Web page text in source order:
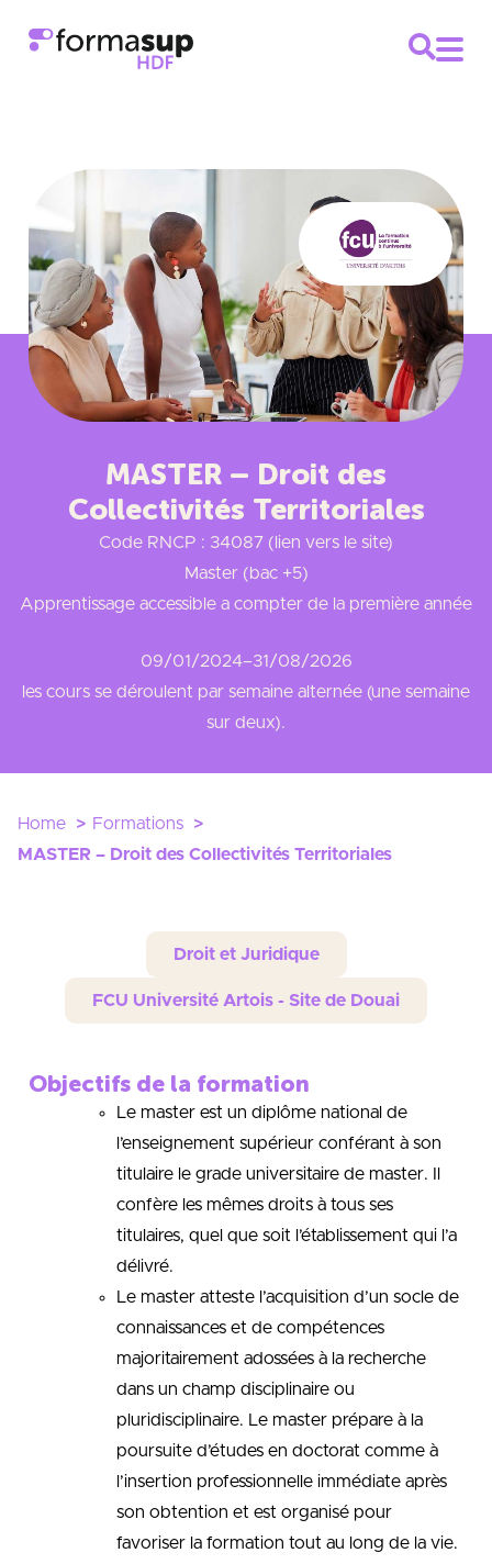
MASTER – Droit des
Collectivités Territoriales
Code RNCP : 34087 (lien vers le site)
Master (bac +5)
Apprentissage accessible a compter de la première année
09/01/2024–31/08/2026
les cours se déroulent par semaine alternée (une semaine
sur deux).
Home
Formations
MASTER – Droit des Collectivités Territoriales
Droit et Juridique
FCU Université Artois - Site de Douai
Objectifs de la formation
Le master est un diplôme national de
l’enseignement supérieur conférant à son
titulaire le grade universitaire de master. Il
confère les mêmes droits à tous ses
titulaires, quel que soit l’établissement qui l’a
délivré.
Le master atteste l’acquisition d’un socle de
connaissances et de compétences
majoritairement adossées à la recherche
dans un champ disciplinaire ou
pluridisciplinaire. Le master prépare à la
poursuite d’études en doctorat comme à
l’insertion professionnelle immédiate après
son obtention et est organisé pour
favoriser la formation tout au long de la vie.